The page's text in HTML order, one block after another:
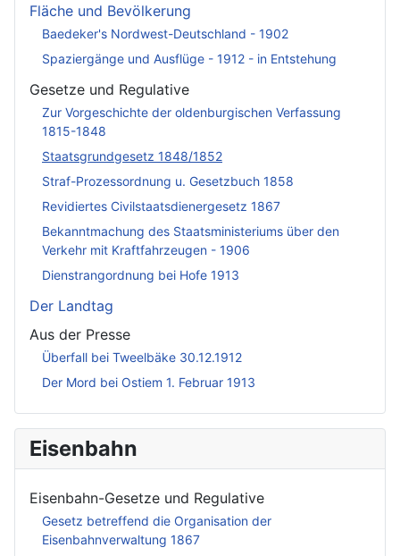
Fläche und Bevölkerung
Baedeker's Nordwest-Deutschland - 1902
Spaziergänge und Ausflüge - 1912 - in Entstehung
Gesetze und Regulative
Zur Vorgeschichte der oldenburgischen Verfassung
1815-1848
Staatsgrundgesetz 1848/1852
Straf-Prozessordnung u. Gesetzbuch 1858
Revidiertes Civilstaatsdienergesetz 1867
Bekanntmachung des Staatsministeriums über den
Verkehr mit Kraftfahrzeugen - 1906
Dienstrangordnung bei Hofe 1913
Der Landtag
Aus der Presse
Überfall bei Tweelbäke 30.12.1912
Der Mord bei Ostiem 1. Februar 1913
Eisenbahn
Eisenbahn-Gesetze und Regulative
Gesetz betreffend die Organisation der
Eisenbahnverwaltung 1867